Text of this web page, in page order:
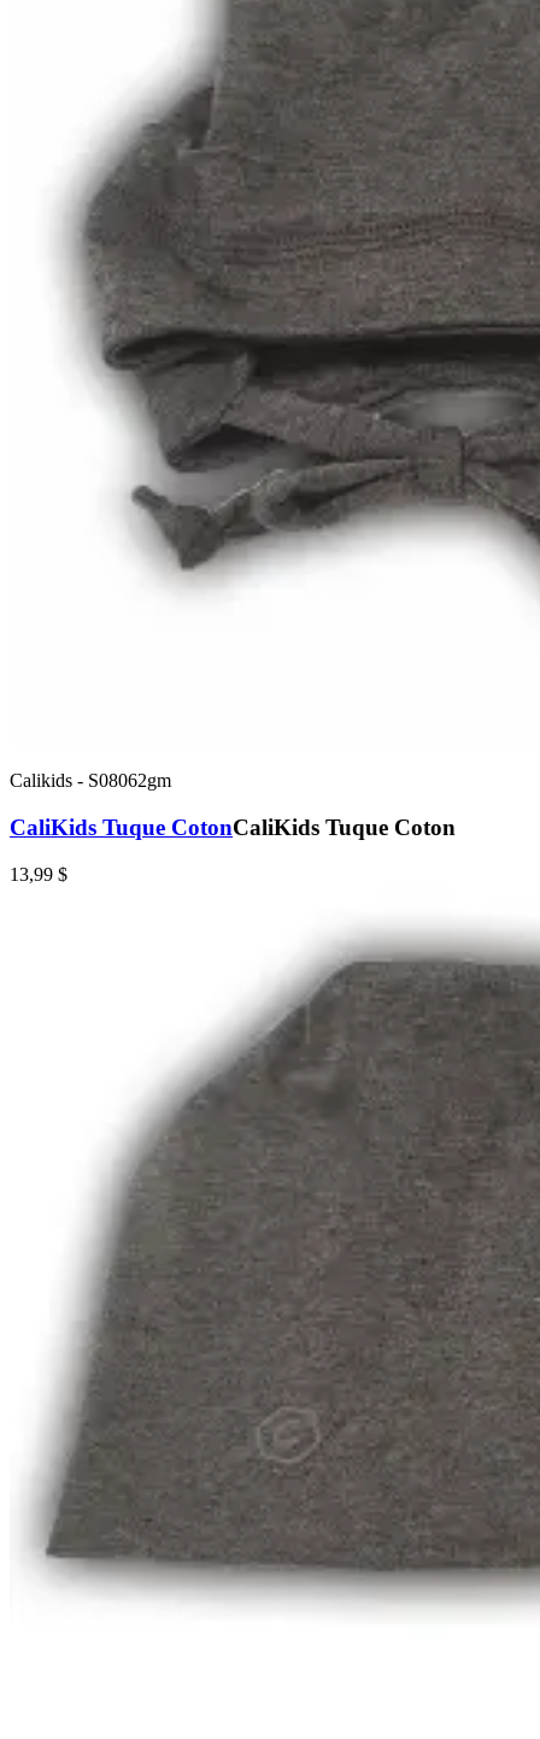
Calikids - S08062gm
CaliKids Tuque CotonCaliKids Tuque Coton
13,99 $